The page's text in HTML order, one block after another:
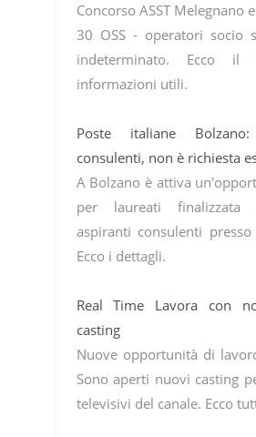
Concorso ASST Melegnano
30 OSS - operatori socio
indeterminato. Ecco
informazioni utili.
Poste italiane
consulenti, non è richiesta
A Bolzano è attiva
per laureati finalizzata
aspiranti consulenti
Ecco i dettagli.
Real Time Lavora con
casting
Nuove opportunità di
Sono aperti nuovi casting
televisivi del canale. Ecco